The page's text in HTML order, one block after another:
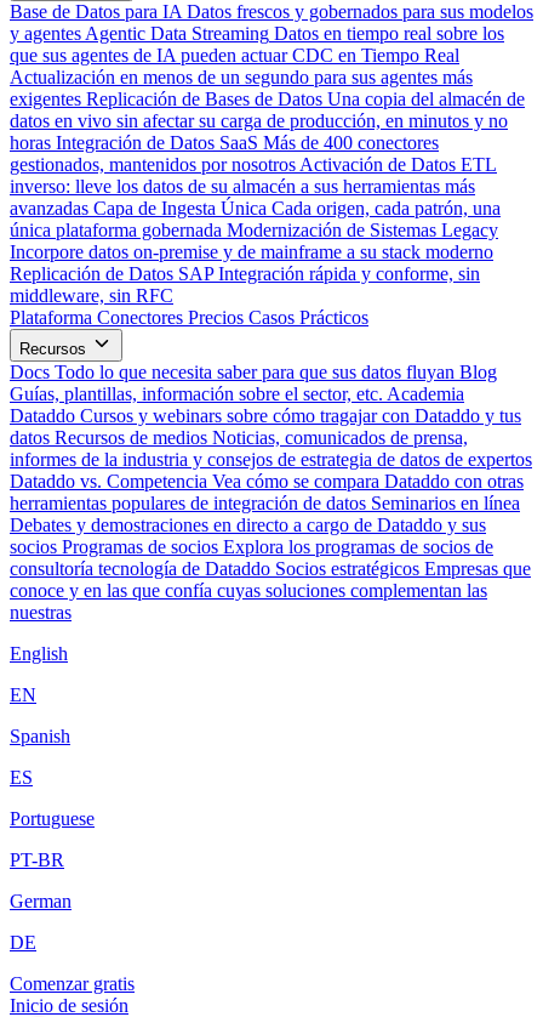
Base de Datos para IA Datos frescos y gobernados para sus modelos
y agentes Agentic Data Streaming Datos en tiempo real sobre los
que sus agentes de IA pueden actuar CDC en Tiempo Real
Actualización en menos de un segundo para sus agentes más
exigentes Replicación de Bases de Datos Una copia del almacén de
datos en vivo sin afectar su carga de producción, en minutos y no
horas Integración de Datos SaaS Más de 400 conectores
gestionados, mantenidos por nosotros Activación de Datos ETL
inverso: lleve los datos de su almacén a sus herramientas más
avanzadas Capa de Ingesta Única Cada origen, cada patrón, una
única plataforma gobernada Modernización de Sistemas Legacy
Incorpore datos on-premise y de mainframe a su stack moderno
Replicación de Datos SAP Integración rápida y conforme, sin
middleware, sin RFC
Plataforma Conectores Precios Casos Prácticos
Recursos
Docs Todo lo que necesita saber para que sus datos fluyan Blog
Guías, plantillas, información sobre el sector, etc. Academia
Dataddo Cursos y webinars sobre cómo tragajar con Dataddo y tus
datos Recursos de medios Noticias, comunicados de prensa,
informes de la industria y consejos de estrategia de datos de expertos
Dataddo vs. Competencia Vea cómo se compara Dataddo con otras
herramientas populares de integración de datos Seminarios en línea
Debates y demostraciones en directo a cargo de Dataddo y sus
socios Programas de socios Explora los programas de socios de
consultoría tecnología de Dataddo Socios estratégicos Empresas que
conoce y en las que confía cuyas soluciones complementan las
nuestras
English
EN
Spanish
ES
Portuguese
PT-BR
German
DE
Comenzar gratis
Inicio de sesión